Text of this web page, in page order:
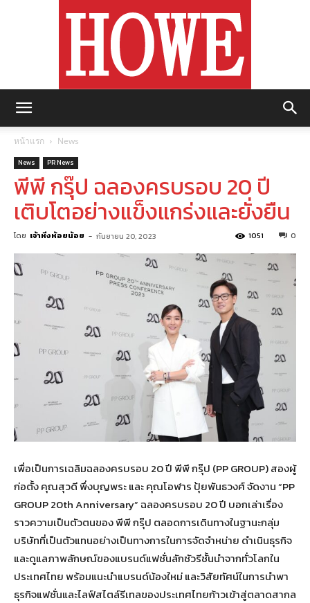
หน้าแรก News
News PR News
พีพี กรุ๊ป ฉลองครบรอบ 20 ปี
เติบโตอย่างแข็งแกร่งและยั่งยืน
โดย เจ้าหิ่งห้อยน้อย - กันยายน 20, 2023 0
1051
เพื่อเป็นการเฉลิมฉลองครบรอบ 20 ปี พีพี กรุ๊ป (PP GROUP) สองผู้
ก่อตั้ง คุณสุวดี พึ่งบุญพระ และ คุณโอฬาร ปุ้ยพันธวงศ์ จัดงาน “PP
GROUP 20th Anniversary” ฉลองครบรอบ 20 ปี บอกเล่าเรื่อง
ราวความเป็นตัวตนของ พีพี กรุ๊ป ตลอดการเดินทางในฐานะกลุ่ม
บริษัทที่เป็นตัวแทนอย่างเป็นทางการในการจัดจำหน่าย ดำเนินธุรกิจ
และดูแลภาพลักษณ์ของแบรนด์แฟชั่นลักชัวรีชั้นนำจากทั่วโลกใน
ประเทศไทย พร้อมแนะนำแบรนด์น้องใหม่ และวิสัยทัศน์ในการนำพา
ธุรกิจแฟชั่นและไลฟ์สไตล์รีเทลของประเทศไทยก้าวเข้าสู่ตลาดสากล